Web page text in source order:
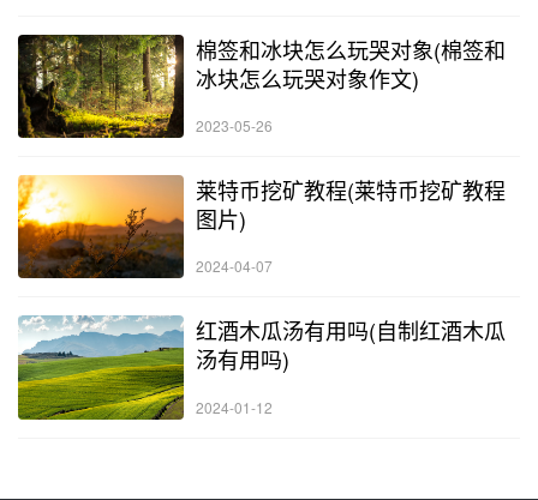
棉签和冰块怎么玩哭对象(棉签和
冰块怎么玩哭对象作文)
2023-05-26
莱特币挖矿教程(莱特币挖矿教程
图片)
2024-04-07
红酒木瓜汤有用吗(自制红酒木瓜
汤有用吗)
2024-01-12